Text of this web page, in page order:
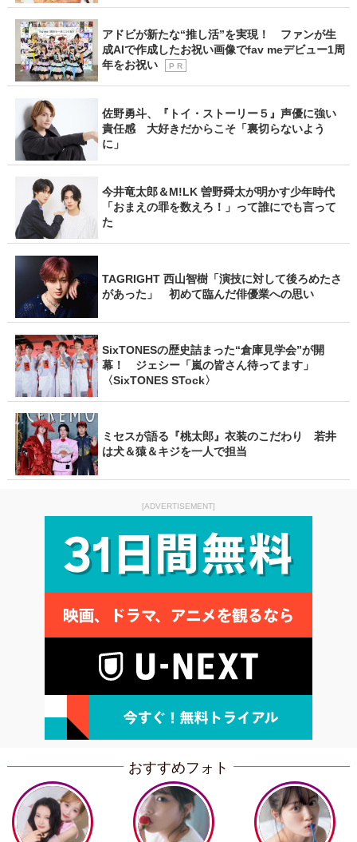
アドビが新たな“推し活”を実現！ ファンが生
成AIで作成したお祝い画像でfav meデビュー1周
年をお祝い
P R
佐野勇斗、『トイ・ストーリー５』声優に強い
責任感 大好きだからこそ「裏切らないよう
に」
今井竜太郎＆M!LK 曽野舜太が明かす少年時代
「おまえの罪を数えろ！」って誰にでも言って
た
TAGRIGHT 西山智樹「演技に対して後ろめたさ
があった」 初めて臨んだ俳優業への思い
SixTONESの歴史詰まった“倉庫見学会”が開
幕！ ジェシー「嵐の皆さん待ってます」
〈SixTONES STock〉
ミセスが語る『桃太郎』衣装のこだわり 若井
は犬＆猿＆キジを一人で担当
[ADVERTISEMENT]
おすすめフォト